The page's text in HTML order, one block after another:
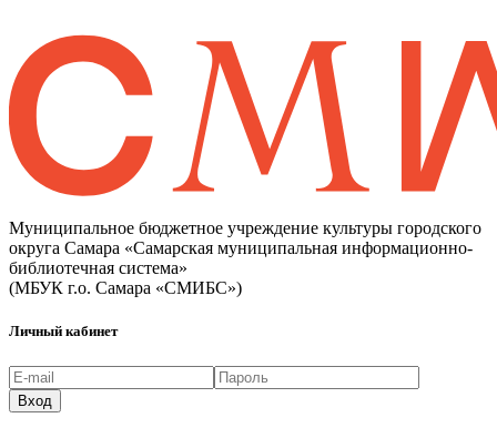
Муниципальное бюджетное учреждение культуры городского
округа Самара «Самарская муниципальная информационно-
библиотечная система»
(МБУК г.о. Самара «СМИБС»)
Личный кабинет